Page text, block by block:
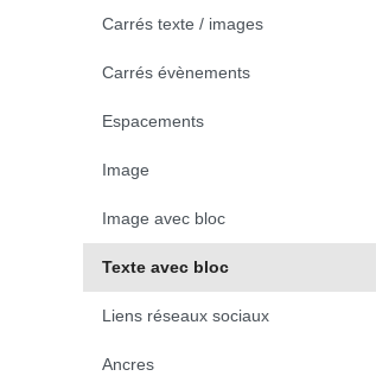
Carrés texte / images
Carrés évènements
Espacements
Image
Image avec bloc
Texte avec bloc
Liens réseaux sociaux
Ancres